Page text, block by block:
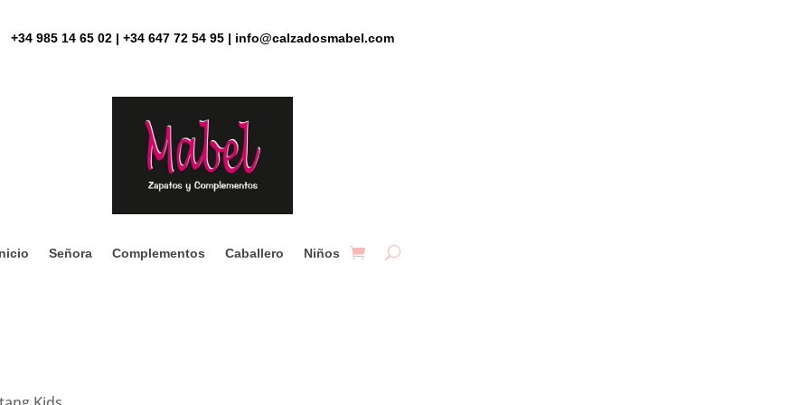
+34 985 14 65 02 | +34 647 72 54 95 | info@calzadosmabel.com
Señora Complementos Caballero Niños